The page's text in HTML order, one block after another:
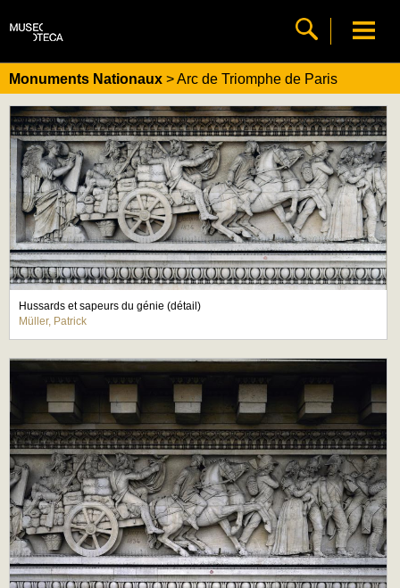
Monuments Nationaux > Arc de Triomphe de Paris
Hussards et sapeurs du génie (détail)
Müller, Patrick